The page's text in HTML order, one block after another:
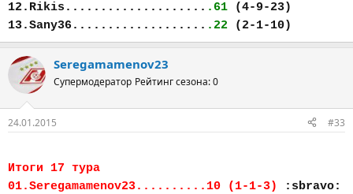
12.Rikis.................... .61 (4-9-23)
13.Sany36................... .22 (2-1-10)
Seregamamenov23
Супермодератор Рейтинг сезона: 0
24.01.2015 #33
Итоги 17 тура
01.Seregamamenov23..........10 (1-1-3)
:sbravo: